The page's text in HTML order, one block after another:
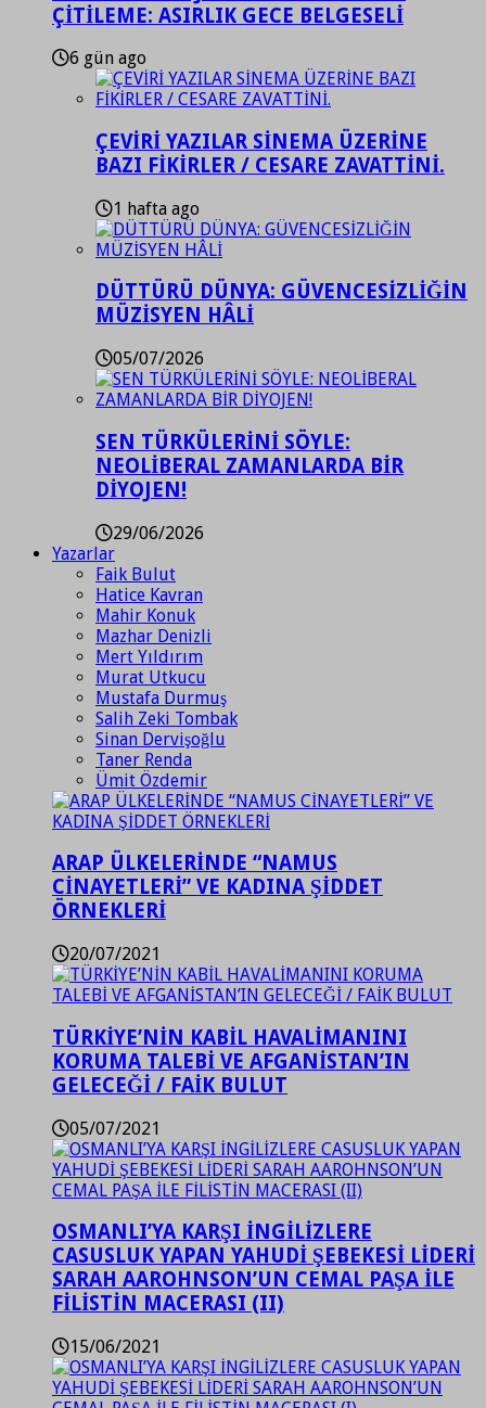
ÇİTİLEME: ASIRLIK GECE BELGESELİ
6 gün ago
ÇEVİRİ YAZILAR SİNEMA ÜZERİNE
BAZI FİKİRLER / CESARE ZAVATTİNİ.
1 hafta ago
DÜTTÜRÜ DÜNYA: GÜVENCESİZLİĞİN
MÜZİSYEN HÂLİ
05/07/2026
SEN TÜRKÜLERİNİ SÖYLE:
NEOLİBERAL ZAMANLARDA BİR
DİYOJEN!
29/06/2026
Yazarlar
Faik Bulut
Hatice Kavran
Mahir Konuk
Mazhar Denizli
Mert Yıldırım
Murat Utkucu
Mustafa Durmuş
Salih Zeki Tombak
Sinan Dervişoğlu
Taner Renda
Ümit Özdemir
ARAP ÜLKELERİNDE “NAMUS
CİNAYETLERİ” VE KADINA ŞİDDET
ÖRNEKLERİ
20/07/2021
TÜRKİYE’NİN KABİL HAVALİMANINI
KORUMA TALEBİ VE AFGANİSTAN’IN
GELECEĞİ / FAİK BULUT
05/07/2021
OSMANLI’YA KARŞI İNGİLİZLERE
CASUSLUK YAPAN YAHUDİ ŞEBEKESİ LİDERİ
SARAH AAROHNSON’UN CEMAL PAŞA İLE
FİLİSTİN MACERASI (II)
15/06/2021